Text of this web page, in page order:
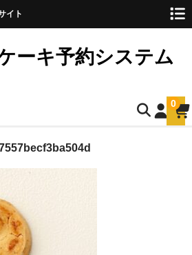
イト
ーキ予約システム
0
名様用)